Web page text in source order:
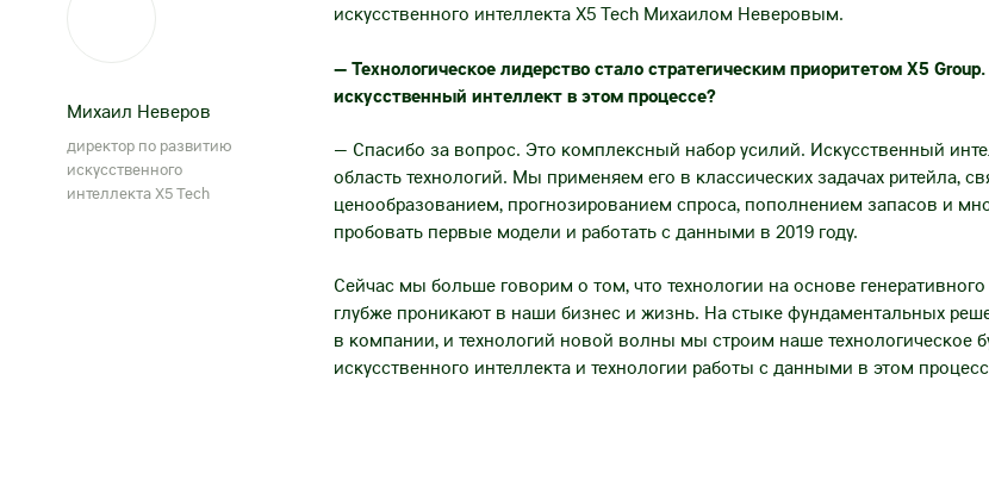
Михаил Неверов
директор по развитию
искусственного
интеллекта X5 Tech
искусственного интеллекта X5 Tech Михаилом Неверовым.
— Технологическое лидерство стало стратегическим приоритетом X5
искусственный интеллект в этом процессе?
— Спасибо за вопрос. Это комплексный набор усилий. Искусственный
область технологий. Мы применяем его в классических задачах ритейла,
ценообразованием, прогнозированием спроса, пополнением запасов и
пробовать первые модели и работать с данными в 2019 году.
Сейчас мы больше говорим о том, что технологии на основе генеративного
глубже проникают в наши бизнес и жизнь. На стыке фундаментальных
в компании, и технологий новой волны мы строим наше технологическое
искусственного интеллекта и технологии работы с данными в этом